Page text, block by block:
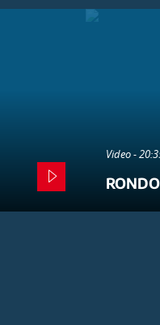
Video -